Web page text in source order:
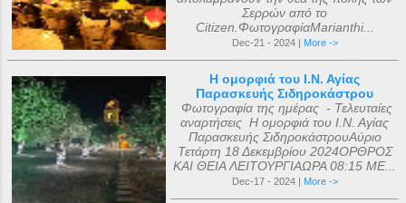
Σερρών από το
Citizen.ΦωτογραφίαMarianthi...
Dec-21 - 2024 | More ->
Η ομορφιά του Ι.Ν. Αγίας
Παρασκευής Σιδηροκάστρου
Φωτογραφία της ημέρας - Τελευταίες
αναρτήσεις Η ομορφιά του Ι.Ν. Αγίας
Παρασκευής ΣιδηροκάστρουΑύριο
Τετάρτη 18 Δεκεμβρίου 2024ΟΡΘΡΟΣ
ΚΑΙ ΘΕΙΑ ΛΕΙΤΟΥΡΓΙΑΩΡΑ 08:15 ΜΕ...
Dec-17 - 2024 | More ->